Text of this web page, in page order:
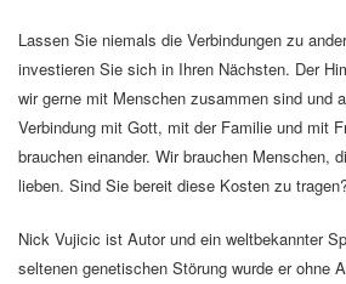
Lassen Sie niemals die Verbindungen zu
investieren Sie sich in Ihren Nächsten. Der
wir gerne mit Menschen zusammen sind und
Verbindung mit Gott, mit der Familie und mit
brauchen einander. Wir brauchen Menschen,
lieben. Sind Sie bereit diese Kosten zu
Nick Vujicic ist Autor und ein weltbekannter
seltenen genetischen Störung wurde er ohne